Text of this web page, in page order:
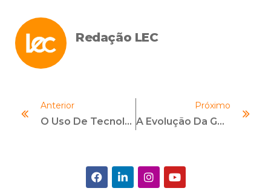
Redação LEC
Anterior
O Uso De Tecnologia Na Avaliação De Risco Socioambiental
Próximo
A Evolução Da Gestão De Riscos De Fornecedores